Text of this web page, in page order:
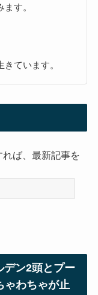
す。
ています。
ば、最新記事を
デン2頭とプー
ゃわちゃが止